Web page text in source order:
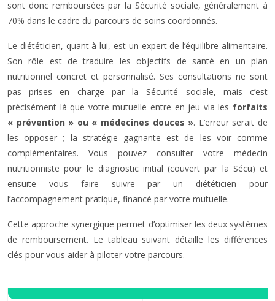
sont donc remboursées par la Sécurité sociale, généralement à
70% dans le cadre du parcours de soins coordonnés.
Le diététicien, quant à lui, est un expert de l’équilibre alimentaire.
Son rôle est de traduire les objectifs de santé en un plan
nutritionnel concret et personnalisé. Ses consultations ne sont
pas prises en charge par la Sécurité sociale, mais c’est
précisément là que votre mutuelle entre en jeu via les forfaits
« prévention » ou « médecines douces ». L’erreur serait de
les opposer ; la stratégie gagnante est de les voir comme
complémentaires. Vous pouvez consulter votre médecin
nutritionniste pour le diagnostic initial (couvert par la Sécu) et
ensuite vous faire suivre par un diététicien pour
l’accompagnement pratique, financé par votre mutuelle.
Cette approche synergique permet d’optimiser les deux systèmes
de remboursement. Le tableau suivant détaille les différences
clés pour vous aider à piloter votre parcours.